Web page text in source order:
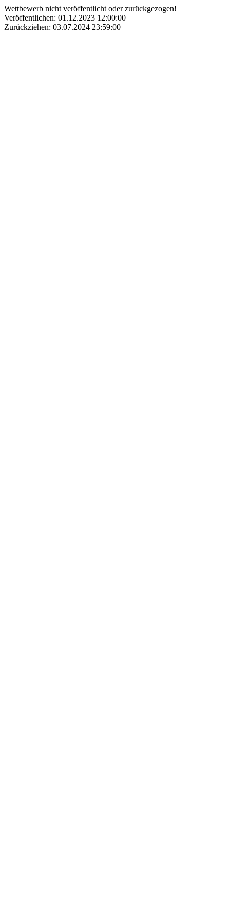
Wettbewerb nicht veröffentlicht oder zurückgezogen!
Veröffentlichen: 01.12.2023 12:00:00
Zurückziehen: 03.07.2024 23:59:00